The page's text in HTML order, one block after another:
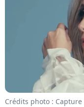
Crédits photo : Capture